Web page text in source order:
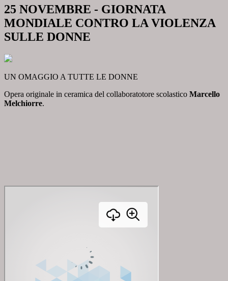
25 NOVEMBRE - GIORNATA
MONDIALE CONTRO LA VIOLENZA
SULLE DONNE
UN OMAGGIO A TUTTE LE DONNE
Opera originale in ceramica del collaboratotore scolastico Marcello
Melchiorre.